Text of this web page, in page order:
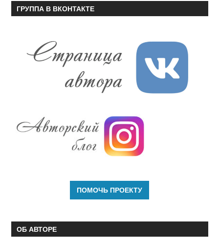
ГРУППА В ВКОНТАКТЕ
ОБ АВТОРЕ